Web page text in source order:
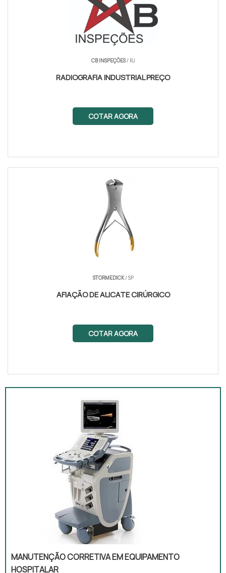
CB INSPEÇÕES/ RJ
RADIOGRAFIA INDUSTRIAL PREÇO
COTAR AGORA
STORMEDICK/ SP
AFIAÇÃO DE ALICATE CIRÚRGICO
COTAR AGORA
MANUTENÇÃO CORRETIVA EM EQUIPAMENTO
HOSPITALAR